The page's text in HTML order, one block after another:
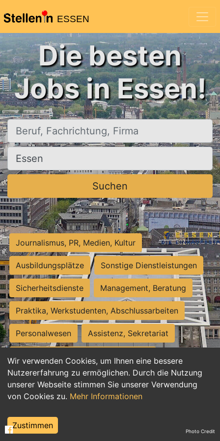
ESSEN
Wir verwenden Cookies, um Ihnen eine bessere
Nutzererfahrung zu ermöglichen. Durch die Nutzung
unserer Webseite stimmen Sie unserer Verwendung
von Cookies zu. Mehr Informationen
Zustimmen
Die besten
Jobs in Essen!
Beruf, Fachrichtung, Firma
Ort, Stadt
Suchen
Journalismus, PR, Medien, Kultur
Ausbildungsplätze Sonstige Dienstleistungen
Sicherheitsdienste Management, Beratung
Praktika, Werkstudenten, Abschlussarbeiten
Personalwesen Assistenz, Sekretariat
Hilfskräfte, Aushilfs- und Nebenjobs
Einkauf, Logistik, Materialwirtschaft
Weiterbildung, Studium, duale Ausbildung
Tourismus
Photo Credit